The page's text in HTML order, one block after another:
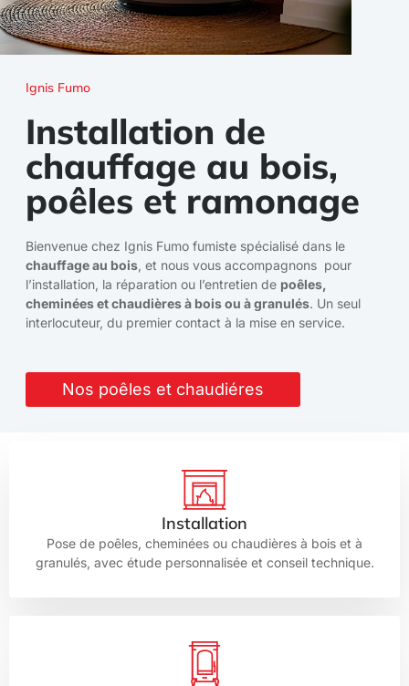
Ignis Fumo
Installation de
chauffage au bois,
poêles et ramonage
Bienvenue chez Ignis Fumo fumiste spécialisé dans le
chauffage au bois , et nous vous accompagnons pour
l’installation, la réparation ou l’entretien de poêles,
cheminées et chaudières à bois ou à granulés. Un seul
interlocuteur, du premier contact à la mise en service.
Nos poêles et chaudiéres
Installation
Pose de poêles, cheminées ou chaudières à bois et à
granulés, avec étude personnalisée et conseil technique.